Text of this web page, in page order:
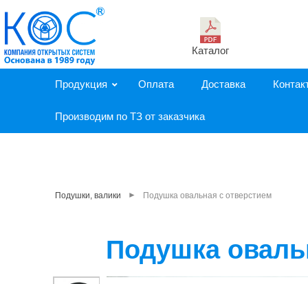
Каталог
Продукция Оплата Доставка
Производим по ТЗ от заказчика
Подушки, валики ► Подушка овальная с отверстием
Подушка